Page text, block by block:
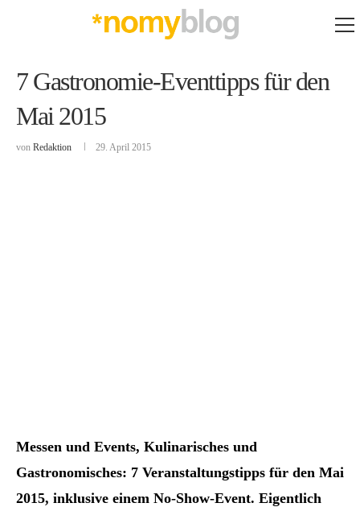
7 Gastronomie-Eventtipps für den
Mai 2015
von Redaktion 29. April 2015
Messen und Events, Kulinarisches und
Gastronomisches: 7 Veranstaltungstipps für den Mai
2015, inklusive einem No-Show-Event. Eigentlich